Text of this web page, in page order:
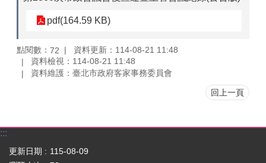
pdf(164.59 KB)
點閱數： 72
資料更新：114-08-21 11:48
資料檢視：114-08-21 11:48
資料維護：臺北市政府客家事務委員會
回上一頁
:::
更新日期
115-08-09